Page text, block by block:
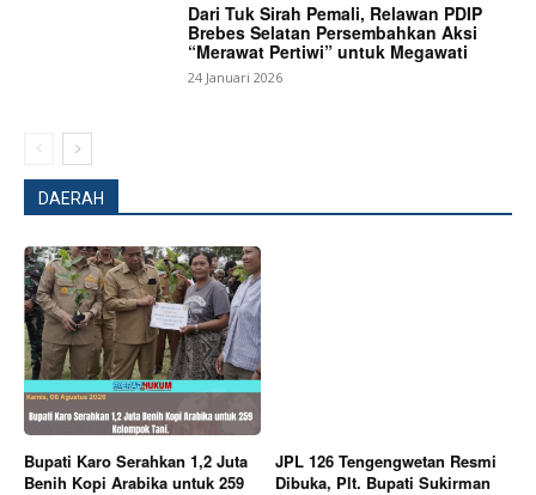
Dari Tuk Sirah Pemali, Relawan PDIP
Brebes Selatan Persembahkan Aksi
“Merawat Pertiwi” untuk Megawati
24 Januari 2026
DAERAH
Bupati Karo Serahkan 1,2 Juta
Benih Kopi Arabika untuk 259
JPL 126 Tengengwetan Resmi
Dibuka, Plt. Bupati Sukirman